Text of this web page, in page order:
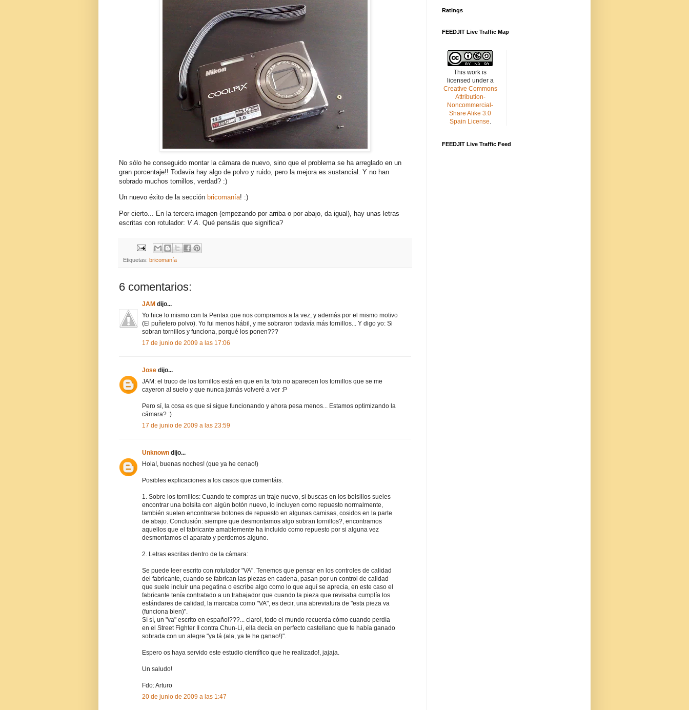
No sólo he conseguido montar la cámara de nuevo, sino que el problema se ha arreglado en un
gran porcentaje!! Todavía hay algo de polvo y ruido, pero la mejora es sustancial. Y no han
sobrado muchos tornillos, verdad? :)
Un nuevo éxito de la sección bricomanía! :)
Por cierto... En la tercera imagen (empezando por arriba o por abajo, da igual), hay unas letras
escritas con rotulador: V A . Qué pensáis que significa?
Etiquetas: bricomanía
6 comentarios:
JAM dijo...
Yo hice lo mismo con la Pentax que nos compramos a la vez, y además por el mismo motivo
(El puñetero polvo). Yo fui menos hábil, y me sobraron todavía más tornillos... Y digo yo: Si
sobran tornillos y funciona, porqué los ponen???
17 de junio de 2009 a las 17:06
Jose dijo...
JAM: el truco de los tornillos está en que en la foto no aparecen los tornillos que se me
cayeron al suelo y que nunca jamás volveré a ver :P
Pero sí, la cosa es que si sigue funcionando y ahora pesa menos... Estamos optimizando la
cámara? :)
17 de junio de 2009 a las 23:59
Unknown dijo...
Hola!, buenas noches! (que ya he cenao!)
Posibles explicaciones a los casos que comentáis.
1. Sobre los tornillos: Cuando te compras un traje nuevo, si buscas en los bolsillos sueles
encontrar una bolsita con algún botón nuevo, lo incluyen como repuesto normalmente,
también suelen encontrarse botones de repuesto en algunas camisas, cosidos en la parte
de abajo. Conclusión: siempre que desmontamos algo sobran tornillos?, encontramos
aquellos que el fabricante amablemente ha incluido como repuesto por si alguna vez
desmontamos el aparato y perdemos alguno.
2. Letras escritas dentro de la cámara:
Se puede leer escrito con rotulador "VA". Tenemos que pensar en los controles de calidad
del fabricante, cuando se fabrican las piezas en cadena, pasan por un control de calidad
que suele incluir una pegatina o escribe algo como lo que aquí se aprecia, en este caso el
fabricante tenía contratado a un trabajador que cuando la pieza que revisaba cumplía los
estándares de calidad, la marcaba como "VA", es decir, una abreviatura de "esta pieza va
(funciona bien)".
Sí sí, un "va" escrito en español???... claro!, todo el mundo recuerda cómo cuando perdía
en el Street Fighter II contra Chun-Li, ella decía en perfecto castellano que te había ganado
sobrada con un alegre "ya tá (ala, ya te he ganao!)".
Espero os haya servido este estudio científico que he realizado!, jajaja.
Un saludo!
Fdo: Arturo
20 de junio de 2009 a las 1:47
Ratings
FEEDJIT Live Traffic Map
This work is
licensed under a
Creative Commons
Attribution-
Noncommercial-
Share Alike 3.0
Spain License.
FEEDJIT Live Traffic Feed